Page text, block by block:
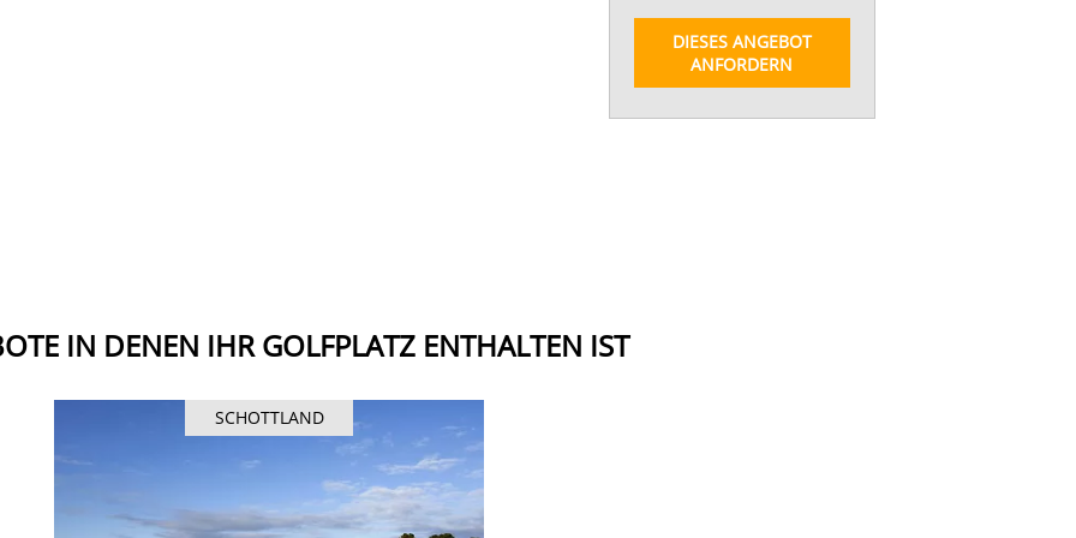
DIESES ANGEBOT
ANFORDERN
IN DENEN IHR GOLFPLATZ ENTHALTEN IST
SCHOTTLAND